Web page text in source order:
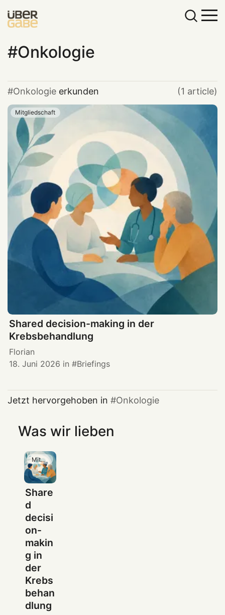
Onkologie
Onkologie erkunden (1 article)
Mitgliedschaft
Shared decision-making in der
Krebsbehandlung
Florian
18. Juni 2026 in Briefings
Jetzt hervorgehoben in Onkologie
Was wir lieben
Mitgliedschaft
Share
d
decisi
on-
makin
g in
der
Krebs
behan
dlung